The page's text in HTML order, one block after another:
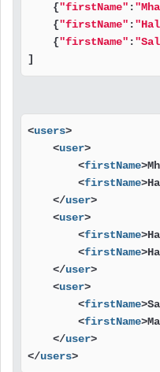
    {
"firstName" :
    {
"firstName" :
    {
"firstName" :
]
<users>
<user>
<firstName>
<firstName>
</user>
<user>
<firstName>
<firstName>
</user>
<user>
<firstName>
<firstName>
</user>
</users>